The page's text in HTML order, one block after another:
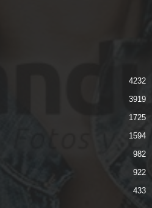
4232
3919
1725
1594
982
922
433